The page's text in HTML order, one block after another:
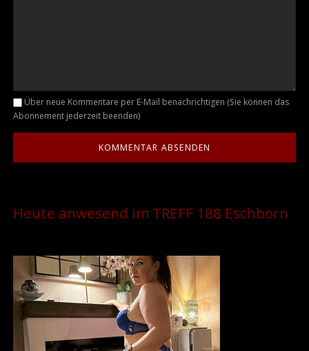
Kommentar
Über neue Kommentare per E-Mail benachrichtigen (Sie können das
Abonnement jederzeit beenden)
Heute anwesend im TREFF 188 Eschborn